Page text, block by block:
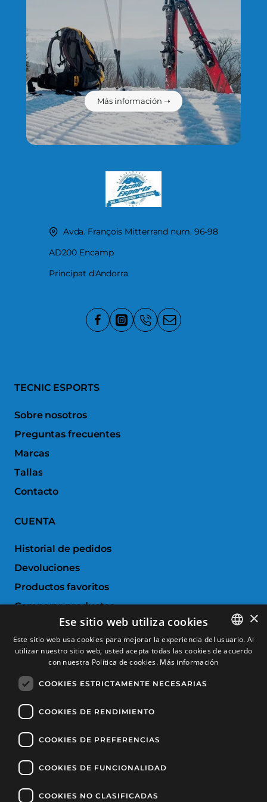
Más información ➝
Avda. François Mitterrand num. 96-98
AD200 Encamp
Principat d'Andorra
TECNIC ESPORTS
Sobre nosotros
Preguntas frecuentes
Marcas
Tallas
Contacto
CUENTA
Historial de pedidos
Devoluciones
Productos favoritos
Comparar productos
SERVICIO AL CLIENTE
Condiciones de Compra
Cambios y devoluciones
Gastos de envío
Formas de pago
Copyright © 2025, Tècnic Esports, Todos los derechos reservados
SPANISH
×
Ese sitio web utiliza cookies
Este sitio web usa cookies para mejorar la experiencia del usuario. Al
utilizar nuestro sitio web, usted acepta todas las cookies de acuerdo
con nuestra Política de cookies. Más información
COOKIES ESTRICTAMENTE NECESARIAS
COOKIES DE RENDIMIENTO
COOKIES DE PREFERENCIAS
COOKIES DE FUNCIONALIDAD
COOKIES NO CLASIFICADAS